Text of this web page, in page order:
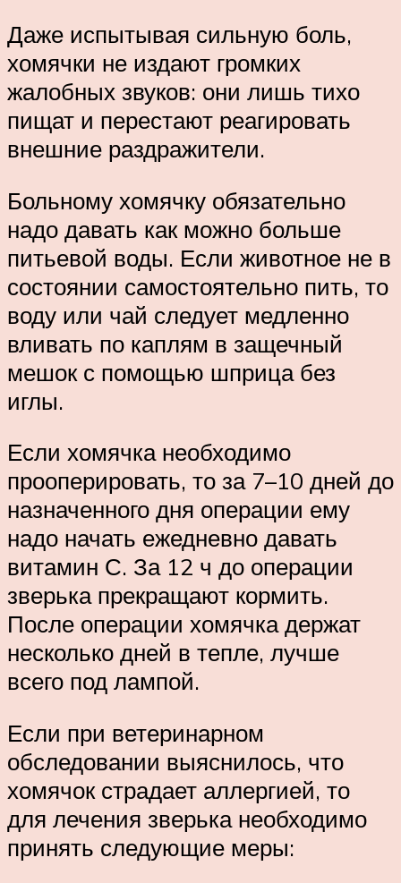
Даже испытывая сильную боль,
хомячки не издают громких
жалобных звуков: они лишь тихо
пищат и перестают реагировать
внешние раздражители.
Больному хомячку обязательно
надо давать как можно больше
питьевой воды. Если животное не в
состоянии самостоятельно пить, то
воду или чай следует медленно
вливать по каплям в защечный
мешок с помощью шприца без
иглы.
Если хомячка необходимо
прооперировать, то за 7–10 дней до
назначенного дня операции ему
надо начать ежедневно давать
витамин С. За 12 ч до операции
зверька прекращают кормить.
После операции хомячка держат
несколько дней в тепле, лучше
всего под лампой.
Если при ветеринарном
обследовании выяснилось, что
хомячок страдает аллергией, то
для лечения зверька необходимо
принять следующие меры: